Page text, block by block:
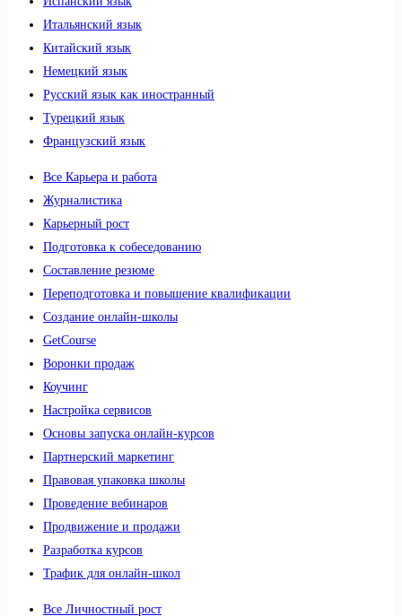
Итальянский язык
Китайский язык
Немецкий язык
Русский язык как иностранный
Турецкий язык
Французский язык
Все Карьера и работа
Журналистика
Карьерный рост
Подготовка к собеседованию
Составление резюме
Переподготовка и повышение квалификации
Создание онлайн-школы
GetCourse
Воронки продаж
Коучинг
Настройка сервисов
Основы запуска онлайн-курсов
Партнерский маркетинг
Правовая упаковка школы
Проведение вебинаров
Продвижение и продажи
Разработка курсов
Трафик для онлайн-школ
Все Личностный рост